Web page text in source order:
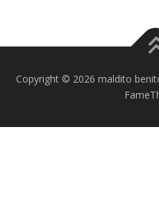
Copyright © 2026 maldito